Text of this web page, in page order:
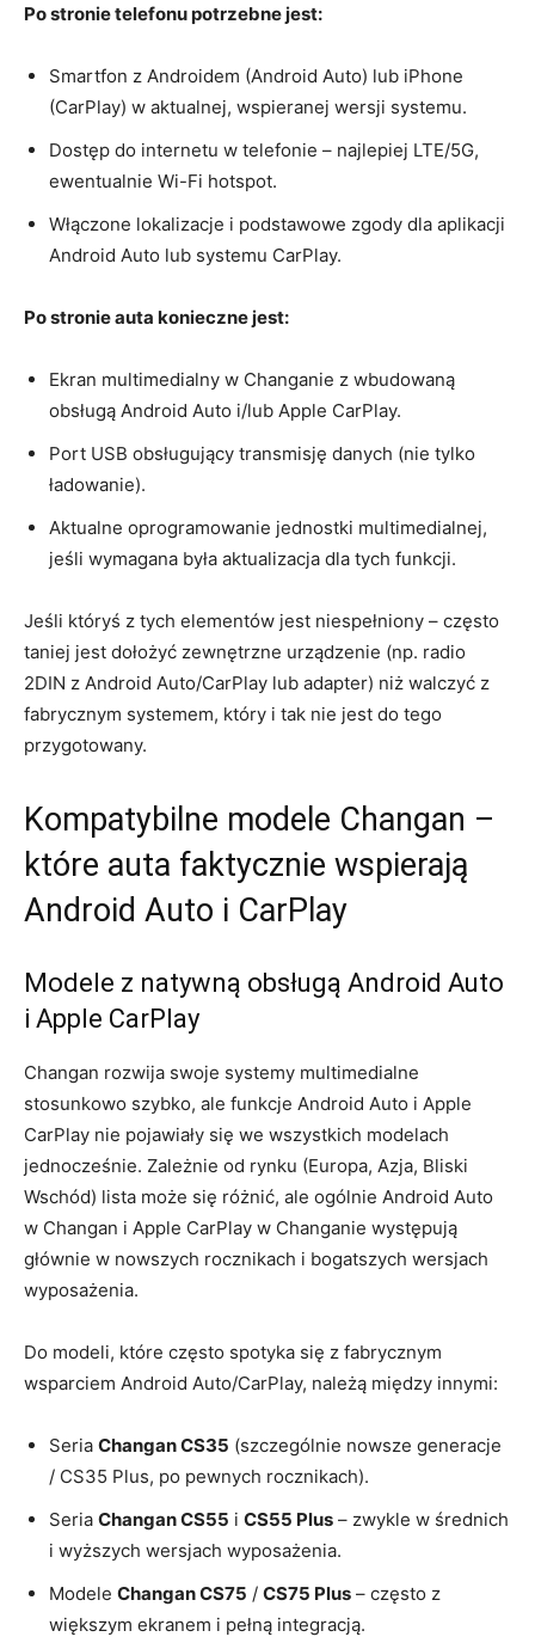
Po stronie telefonu potrzebne jest:
Smartfon z Androidem (Android Auto) lub iPhone
(CarPlay) w aktualnej, wspieranej wersji systemu.
Dostęp do internetu w telefonie – najlepiej LTE/5G,
ewentualnie Wi-Fi hotspot.
Włączone lokalizacje i podstawowe zgody dla aplikacji
Android Auto lub systemu CarPlay.
Po stronie auta konieczne jest:
Ekran multimedialny w Changanie z wbudowaną
obsługą Android Auto i/lub Apple CarPlay.
Port USB obsługujący transmisję danych (nie tylko
ładowanie).
Aktualne oprogramowanie jednostki multimedialnej,
jeśli wymagana była aktualizacja dla tych funkcji.
Jeśli któryś z tych elementów jest niespełniony – często
taniej jest dołożyć zewnętrzne urządzenie (np. radio
2DIN z Android Auto/CarPlay lub adapter) niż walczyć z
fabrycznym systemem, który i tak nie jest do tego
przygotowany.
Kompatybilne modele Changan –
które auta faktycznie wspierają
Android Auto i CarPlay
Modele z natywną obsługą Android Auto
i Apple CarPlay
Changan rozwija swoje systemy multimedialne
stosunkowo szybko, ale funkcje Android Auto i Apple
CarPlay nie pojawiały się we wszystkich modelach
jednocześnie. Zależnie od rynku (Europa, Azja, Bliski
Wschód) lista może się różnić, ale ogólnie Android Auto
w Changan i Apple CarPlay w Changanie występują
głównie w nowszych rocznikach i bogatszych wersjach
wyposażenia.
Do modeli, które często spotyka się z fabrycznym
wsparciem Android Auto/CarPlay, należą między innymi:
Seria Changan CS35 (szczególnie nowsze generacje
/ CS35 Plus, po pewnych rocznikach).
Seria Changan CS55 i CS55 Plus – zwykle w średnich
i wyższych wersjach wyposażenia.
Modele Changan CS75 / CS75 Plus – często z
większym ekranem i pełną integracją.